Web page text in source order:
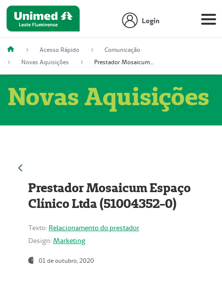
Login
Acesso Rápido
Comunicação
Novas Aquisições
Prestador Mosaicum Espaço Clínico Ltda (51004352-0)
Novas Aquisições
Prestador Mosaicum Espaço
Clínico Ltda (51004352-0)
Texto: Relacionamento do prestador
Design: Marketing
01 de outubro, 2020